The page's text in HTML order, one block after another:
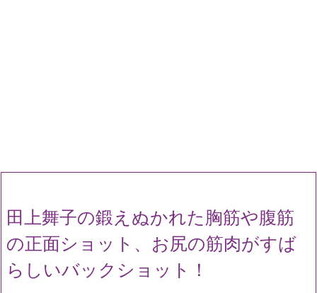
田上舞子の鍛えぬかれた胸筋や腹筋
の正面ショット、お尻の筋肉がすば
らしいバックショット！